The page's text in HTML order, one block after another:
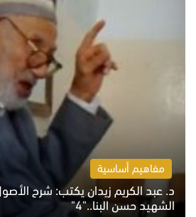
مفاهيم أساسية
د. عبد الكريم زيدان يكتب: شرح
الشهيد حسن البنا.."4"